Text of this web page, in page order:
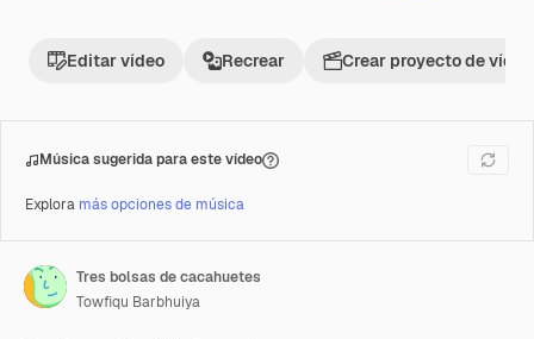
Editar vídeo Recrear Crear proyecto de vídeo
Música sugerida para este vídeo
Explora más opciones de música
Tres bolsas de cacahuetes
Towfiqu Barbhuiya